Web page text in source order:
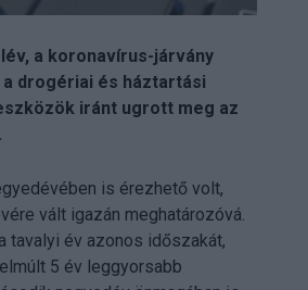
a koronavírus-járvány
drogériai és háztartási
iránt ugrott meg az
is érezhető volt,
vált igazán meghatározóvá.
tavalyi év azonos időszakát,
5 év leggyorsabb